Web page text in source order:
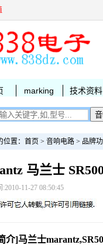
marking 技术资料
置： 首页 > 音响电路 > 品牌
马兰士
11-27 08:50:45
介]马兰士